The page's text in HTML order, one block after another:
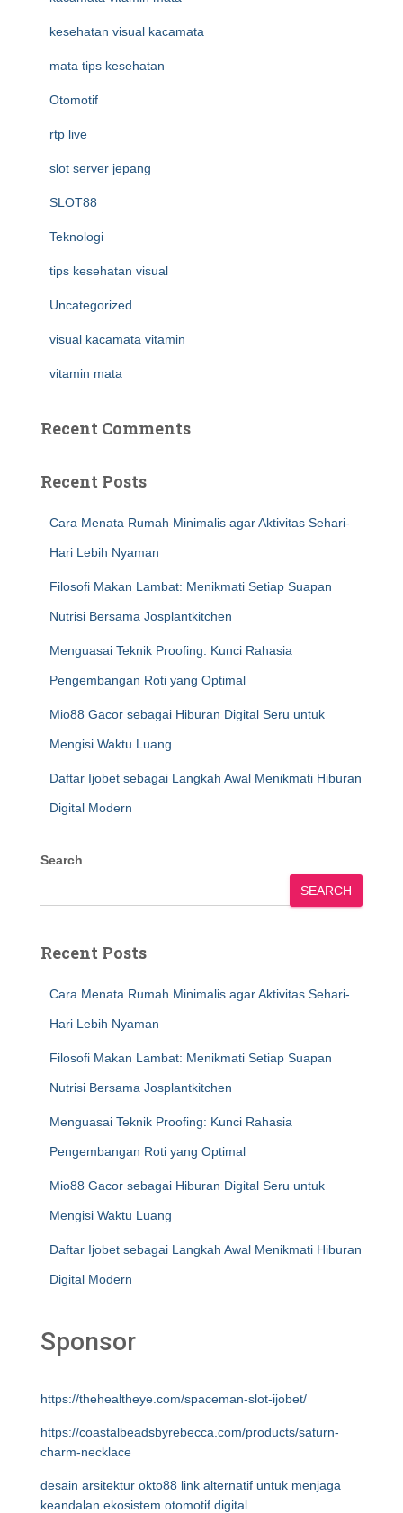
kesehatan visual kacamata
mata tips kesehatan
Otomotif
rtp live
slot server jepang
SLOT88
Teknologi
tips kesehatan visual
Uncategorized
visual kacamata vitamin
vitamin mata
Recent Comments
Recent Posts
Cara Menata Rumah Minimalis agar Aktivitas Sehari-
Hari Lebih Nyaman
Filosofi Makan Lambat: Menikmati Setiap Suapan
Nutrisi Bersama Josplantkitchen
Menguasai Teknik Proofing: Kunci Rahasia
Pengembangan Roti yang Optimal
Mio88 Gacor sebagai Hiburan Digital Seru untuk
Mengisi Waktu Luang
Daftar Ijobet sebagai Langkah Awal Menikmati Hiburan
Digital Modern
Search
SEARCH
Recent Posts
Cara Menata Rumah Minimalis agar Aktivitas Sehari-
Hari Lebih Nyaman
Filosofi Makan Lambat: Menikmati Setiap Suapan
Nutrisi Bersama Josplantkitchen
Menguasai Teknik Proofing: Kunci Rahasia
Pengembangan Roti yang Optimal
Mio88 Gacor sebagai Hiburan Digital Seru untuk
Mengisi Waktu Luang
Daftar Ijobet sebagai Langkah Awal Menikmati Hiburan
Digital Modern
Sponsor
https://thehealtheye.com/spaceman-slot-ijobet/
https://coastalbeadsbyrebecca.com/products/saturn-
charm-necklace
desain arsitektur okto88 link alternatif untuk menjaga
keandalan ekosistem otomotif digital